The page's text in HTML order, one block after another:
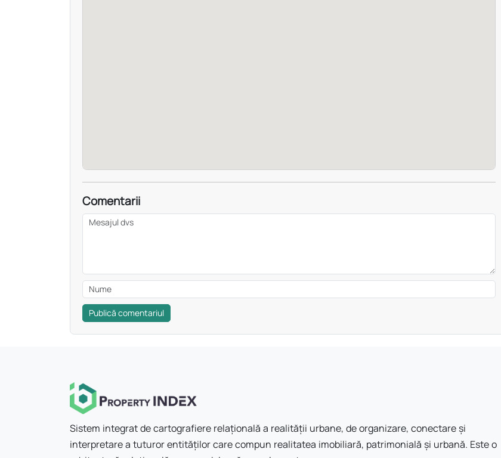
Comentarii
Publică comentariul
Sistem integrat de cartografiere relațională a realității urbane, de organizare, conectare și
interpretare a tuturor entităților care compun realitatea imobiliară, patrimonială și urbană. Este o